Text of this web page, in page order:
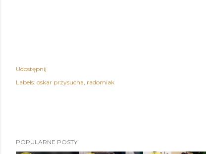
Udostępnij
Labels: oskar przysucha radomiak
POPULARNE POSTY